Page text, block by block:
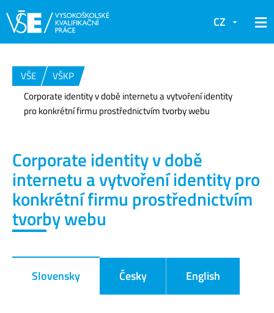
CZ
VŠE
VŠKP
Corporate identity v době internetu a vytvoření identity
pro konkrétní firmu prostřednictvím tvorby webu
Corporate identity v době
internetu a vytvoření identity pro
konkrétní firmu prostřednictvím
tvorby webu
Slovensky Česky English